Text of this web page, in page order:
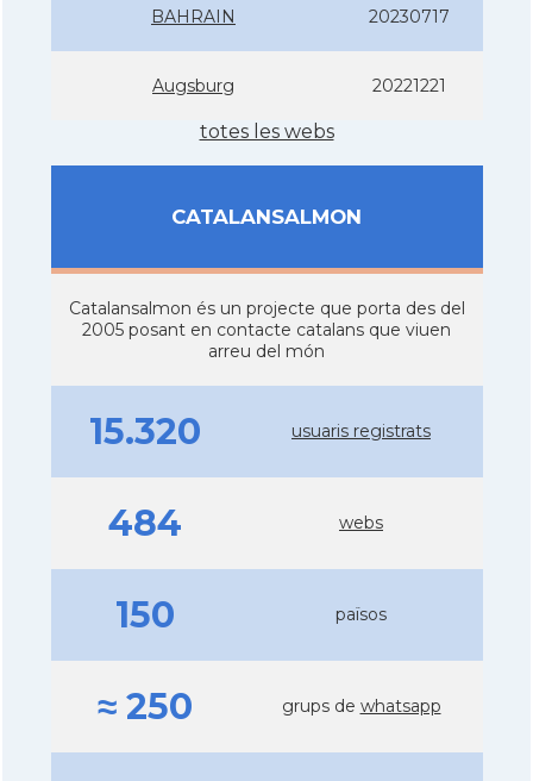
BAHRAIN 20230717
Augsburg 20221221
totes les webs
CATALANSALMON
Catalansalmon és un projecte que porta des del
2005 posant en contacte catalans que viuen
arreu del món
15.320 usuaris registrats
484 webs
150 països
≈ 250 grups de whatsapp